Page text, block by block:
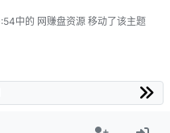
中的 网赚盘资源 移动了该主题